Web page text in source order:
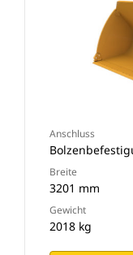
Anschluss
Breite
3201 mm
Gewicht
2018 kg